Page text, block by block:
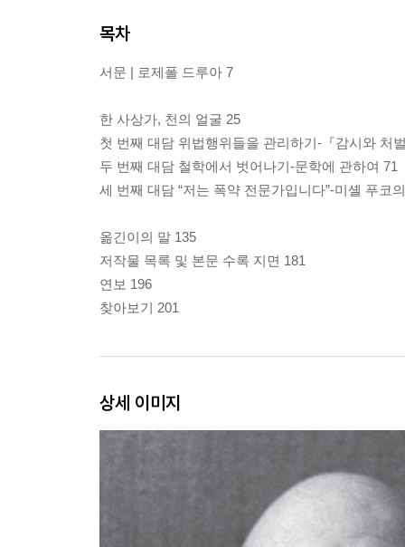
목차
서문 | 로제폴 드루아 7
한 사상가, 천의 얼굴 25
첫 번째 대담 위법행위들을 관리하기-『감시와 처
두 번째 대담 철학에서 벗어나기-문학에 관하여 71
세 번째 대담 “저는 폭약 전문가입니다”-미셸 푸코
옮긴이의 말 135
저작물 목록 및 본문 수록 지면 181
연보 196
찾아보기 201
상세 이미지